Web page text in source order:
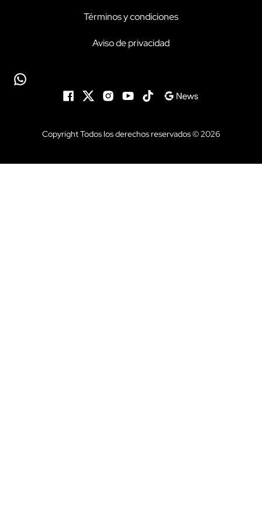
Términos y condiciones
Aviso de privacidad
Copyright Todos los derechos reservados © 2026